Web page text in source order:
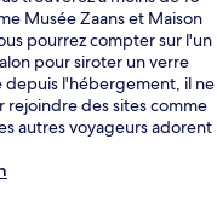
Musée Zaans et Maison
pourrez compter sur l'un
pour siroter un verre
depuis l'hébergement, il ne
rejoindre des sites comme
autres voyageurs adorent